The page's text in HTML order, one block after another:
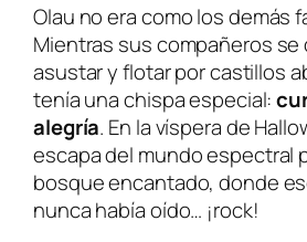
Olau no era como los demás
Mientras sus compañeros se
asustar y flotar por castillos
tenía una chispa especial:
alegría. En la víspera de
escapa del mundo espectral
bosque encantado, donde
nunca había oído… ¡rock!